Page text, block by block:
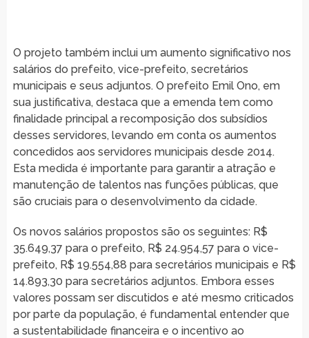
O projeto também inclui um aumento significativo nos
salários do prefeito, vice-prefeito, secretários
municipais e seus adjuntos. O prefeito Emil Ono, em
sua justificativa, destaca que a emenda tem como
finalidade principal a recomposição dos subsídios
desses servidores, levando em conta os aumentos
concedidos aos servidores municipais desde 2014.
Esta medida é importante para garantir a atração e
manutenção de talentos nas funções públicas, que
são cruciais para o desenvolvimento da cidade.
Os novos salários propostos são os seguintes: R$
35.649,37 para o prefeito, R$ 24.954,57 para o vice-
prefeito, R$ 19.554,88 para secretários municipais e R$
14.893,30 para secretários adjuntos. Embora esses
valores possam ser discutidos e até mesmo criticados
por parte da população, é fundamental entender que
a sustentabilidade financeira e o incentivo ao